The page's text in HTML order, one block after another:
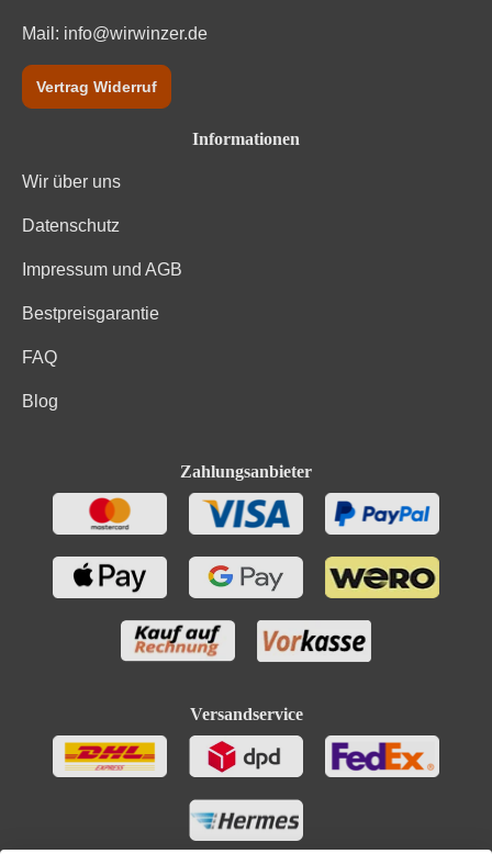
Mail: info@wirwinzer.de
Vertrag Widerruf
Informationen
Wir über uns
Datenschutz
Impressum und AGB
Bestpreisgarantie
FAQ
Blog
Zahlungsanbieter
Versandservice